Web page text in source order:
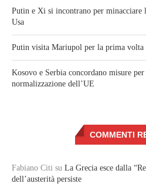
Putin e Xi si incontrano per minacciare
Usa
Putin visita Mariupol per la prima volta
Kosovo e Serbia concordano misure
normalizzazione dell’UE
COMMENTI
Fabiano Citi su La Grecia esce dalla
dell’austerità persiste